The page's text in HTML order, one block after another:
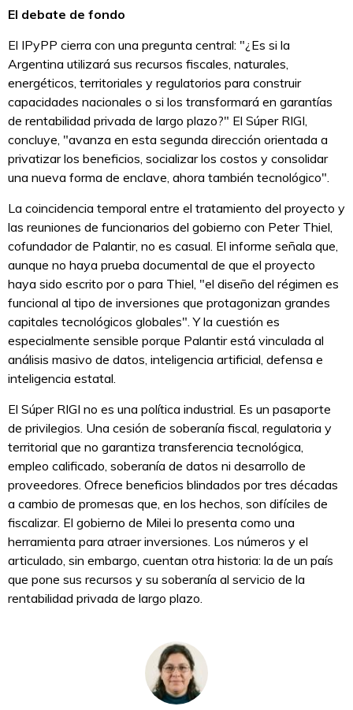
El debate de fondo
El IPyPP cierra con una pregunta central: "¿Es si la
Argentina utilizará sus recursos fiscales, naturales,
energéticos, territoriales y regulatorios para construir
capacidades nacionales o si los transformará en garantías
de rentabilidad privada de largo plazo?" El Súper RIGI,
concluye, "avanza en esta segunda dirección orientada a
privatizar los beneficios, socializar los costos y consolidar
una nueva forma de enclave, ahora también tecnológico".
La coincidencia temporal entre el tratamiento del proyecto y
las reuniones de funcionarios del gobierno con Peter Thiel,
cofundador de Palantir, no es casual. El informe señala que,
aunque no haya prueba documental de que el proyecto
haya sido escrito por o para Thiel, "el diseño del régimen es
funcional al tipo de inversiones que protagonizan grandes
capitales tecnológicos globales". Y la cuestión es
especialmente sensible porque Palantir está vinculada al
análisis masivo de datos, inteligencia artificial, defensa e
inteligencia estatal.
El Súper RIGI no es una política industrial. Es un pasaporte
de privilegios. Una cesión de soberanía fiscal, regulatoria y
territorial que no garantiza transferencia tecnológica,
empleo calificado, soberanía de datos ni desarrollo de
proveedores. Ofrece beneficios blindados por tres décadas
a cambio de promesas que, en los hechos, son difíciles de
fiscalizar. El gobierno de Milei lo presenta como una
herramienta para atraer inversiones. Los números y el
articulado, sin embargo, cuentan otra historia: la de un país
que pone sus recursos y su soberanía al servicio de la
rentabilidad privada de largo plazo.